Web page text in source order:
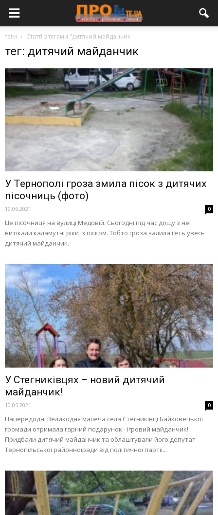
теги Статті з тегами "дитячий майданчик"
тег: дитячий майданчик
У Тернополі гроза змила пісок з дитячих
пісочниць (фото)
19.06.2021 0
Це пісочниця на вулиці Медовій. Сьогодні під час дощу з неї
витікали каламутні ріки із піском. Тобто гроза залила геть увесь
дитячий майданчик.
У Стегниківцях – новий дитячий
майданчик!
10.05.2021 0
Напередодні Великодня малеча села Стегниківці Байковецької
громади отримала гарний подарунок - ігровий майданчик!
Придбали дитячий майданчик та облаштували його депутат
Тернопільської районноїради від політичної партії...